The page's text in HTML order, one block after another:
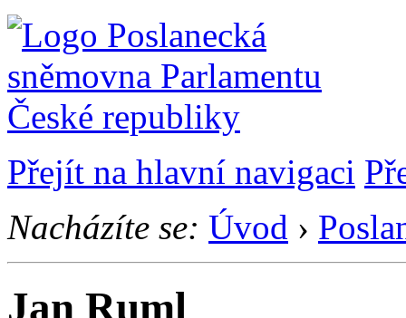
Přejít na hlavní navigaci
Nacházíte se: Úvod ›
Jan Ruml